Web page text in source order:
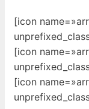
[icon
[icon
[icon